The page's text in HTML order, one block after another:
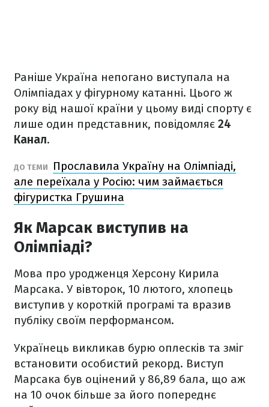
Раніше Україна непогано виступала на
Олімпіадах у фігурному катанні. Цього ж
року від нашої країни у цьому виді спорту є
лише один представник, повідомляє 24
Канал.
ДО ТЕМИ
Прославила Україну на Олімпіаді,
але переїхала у Росію: чим займається
фігуристка Грушина
Як Марсак виступив на
Олімпіаді?
Мова про уродженця Херсону Кирила
Марсака. У вівторок, 10 лютого, хлопець
виступив у короткій програмі та вразив
публіку своїм перформансом.
Українець викликав бурю оплесків та зміг
встановити особистий рекорд. Виступ
Марсака був оцінений у 86,89 бала, що аж
на 10 очок більше за його попереднє